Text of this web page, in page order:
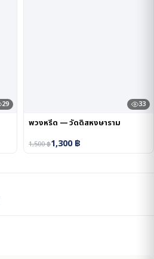
29 33
พวงหรีด — วัดดิสหงษาราม
1,500฿1,300฿